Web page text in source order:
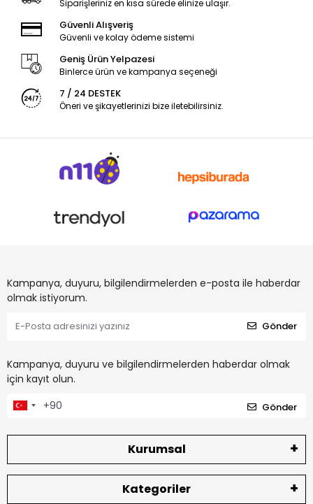
Siparişleriniz en kısa sürede elinize ulaşır.
Güvenli Alışveriş
Güvenli ve kolay ödeme sistemi
Geniş Ürün Yelpazesi
Binlerce ürün ve kampanya seçeneği
7 / 24 DESTEK
Öneri ve şikayetlerinizi bize iletebilirsiniz.
Kampanya, duyuru, bilgilendirmelerden e-posta ile haberdar
olmak istiyorum.
Gönder
Kampanya, duyuru ve bilgilendirmelerden haberdar olmak
için kayıt olun.
Gönder
Kurumsal
Kategoriler